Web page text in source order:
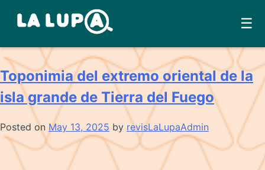
Skip
content
☰
Tipo:Reseña
Toponimia del extremo oriental de la
isla grande de Tierra del Fuego
Posted on May 13, 2025 by revisLaLupaAdmin